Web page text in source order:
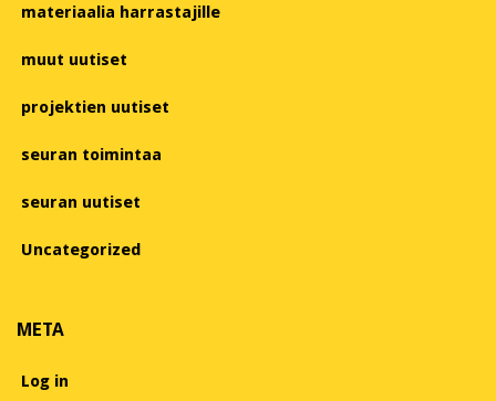
materiaalia harrastajille
muut uutiset
projektien uutiset
seuran toimintaa
seuran uutiset
Uncategorized
META
Log in